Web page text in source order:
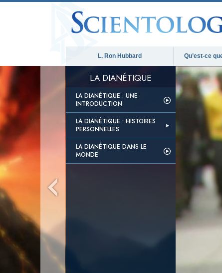
L. Ron Hubbard Qu’est-ce
LA DIANÉTIQUE
LA DIANÉTIQUE : UNE
INTRODUCTION
LA DIANÉTIQUE : HISTOIRES
PERSONNELLES
LA DIANÉTIQUE DANS LE
MONDE